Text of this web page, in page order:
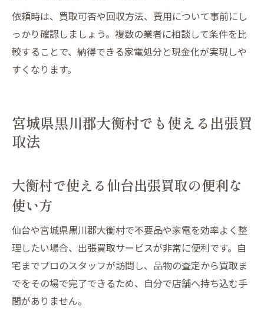
依頼時は、買取可否や回収方法、費用について事前にし
っかり確認しましょう。複数の業者に相談して条件を比
較することで、納得できる家電処分と現金化が実現しや
すくなります。
宮城県黒川郡大衡村でも使える出張買
取法
大衡村で使える仙台出張買取の便利な
使い方
仙台や宮城県黒川郡大衡村で不要品や家電を効率よく整
理したい場合、出張買取サービスが非常に便利です。自
宅までプロのスタッフが訪問し、品物の査定から買取ま
でをその場で完了できるため、自分で店舗へ持ち込む手
間がありません。